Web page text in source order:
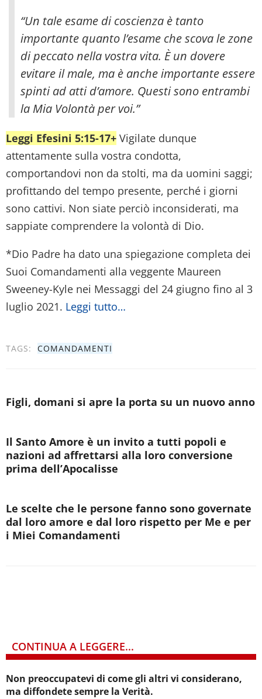
“Un tale esame di coscienza è tanto
importante quanto l’esame che scova le zone
di peccato nella vostra vita. È un dovere
evitare il male, ma è anche importante essere
spinti ad atti d’amore. Questi sono entrambi
la Mia Volontà per voi.”
Leggi Efesini 5:15-17+ Vigilate dunque
attentamente sulla vostra condotta,
comportandovi non da stolti, ma da uomini saggi;
profittando del tempo presente, perché i giorni
sono cattivi. Non siate perciò inconsiderati, ma
sappiate comprendere la volontà di Dio.
*Dio Padre ha dato una spiegazione completa dei
Suoi Comandamenti alla veggente Maureen
Sweeney-Kyle nei Messaggi del 24 giugno fino al 3
luglio 2021. Leggi tutto…
TAGS: COMANDAMENTI
Figli, domani si apre la porta su un nuovo anno
Il Santo Amore è un invito a tutti popoli e
nazioni ad affrettarsi alla loro conversione
prima dell’Apocalisse
Le scelte che le persone fanno sono governate
dal loro amore e dal loro rispetto per Me e per
i Miei Comandamenti
CONTINUA A LEGGERE...
Non preoccupatevi di come gli altri vi considerano,
ma diffondete sempre la Verità.